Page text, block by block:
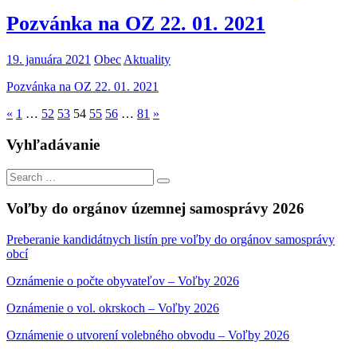
Pozvánka na OZ 22. 01. 2021
19. januára 2021 Obec Aktuality
Pozvánka na OZ 22. 01. 2021
Stránkovanie
príspevkov
« Previous
1 … 52 53 54 55 56 … 81 Next
»
Vyhľadávanie
Search
for:
Search
Voľby do orgánov územnej samosprávy 2026
Preberanie kandidátnych listín pre voľby do orgánov samosprávy
obcí
Oznámenie o počte obyvateľov – Voľby 2026
Oznámenie o vol. okrskoch – Voľby 2026
Oznámenie o utvorení volebného obvodu – Voľby 2026